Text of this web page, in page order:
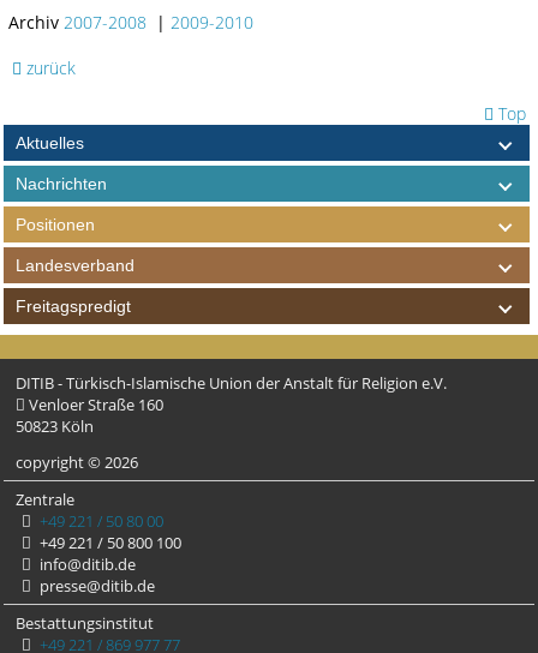
Archiv 2007-2008 | 2009-2010
zurück
Top
Aktuelles
Nachrichten
Positionen
Landesverband
Freitagspredigt
DITIB - Türkisch-Islamische Union der Anstalt für Religion e.V.
Venloer Straße 160
50823 Köln
copyright © 2026
Zentrale
+49 221 / 50 80 00
+49 221 / 50 800 100
info@ditib.de
presse@ditib.de
Bestattungsinstitut
+49 221 / 869 977 77